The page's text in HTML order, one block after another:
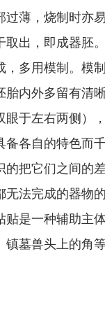
薄，烧制时亦
出，即成器胚
多用模制。模
内外多留有清
于左右两侧）
各自的特色而
把它们之间的
法完成的器物
是一种辅助主
墓兽头上的角